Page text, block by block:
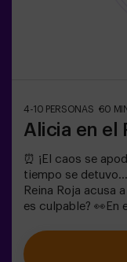
4-10 PERSONAS 60
Alicia en el
⏰ ¡El caos se
tiempo se
Reina Roja acusa
es culpable? 👀En
enigmas absurdos
Sombrerero).🔹